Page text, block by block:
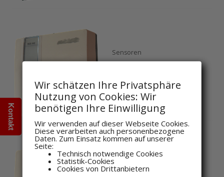
Kontakt
Sensoren
Funk-Luftfeuchtesensor
82,11 €inkl. MwSt
Sensoren
Funk-
Wir schätzen Ihre Privatsphäre
Nutzung von Cookies: Wir
benötigen Ihre Einwilligung
Wir verwenden auf dieser Webseite Cookies.
Diese verarbeiten auch personenbezogene
Daten. Zum Einsatz kommen auf unserer
Seite:
Technisch notwendige Cookies
Statistik-Cookies
Cookies von Drittanbietern